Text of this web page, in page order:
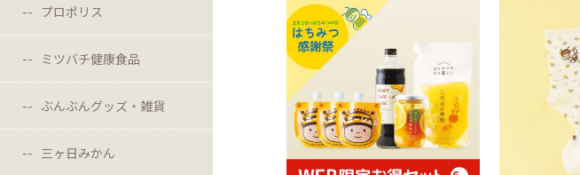
プロポリス
ミツバチ健康食品
ぶんぶんグッズ・雑貨
三ヶ日みかん